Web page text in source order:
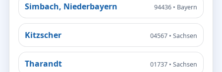
Simbach, Niederbayern 94436 • Bayern
Kitzscher 04567 • Sachsen
Tharandt 01737 • Sachsen